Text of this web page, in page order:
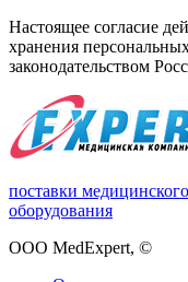
Настоящее согласие
хранения
законодательством
поставки медицинского
оборудования
ООО MedExpert, ©